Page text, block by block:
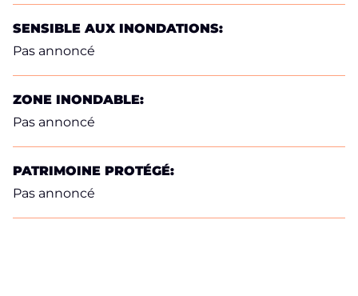
SENSIBLE AUX INONDATIONS:
Pas annoncé
ZONE INONDABLE:
Pas annoncé
PATRIMOINE PROTÉGÉ:
Pas annoncé